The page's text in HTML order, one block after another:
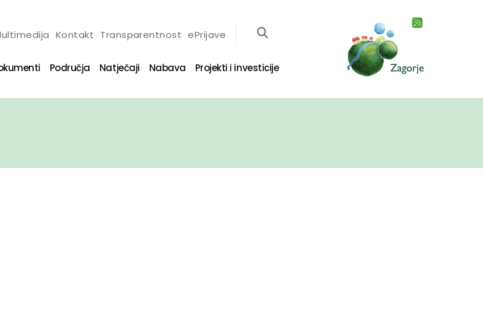
Kontakt Transparentnost ePrijave
Područja Natječaji Nabava Projekti i investicije